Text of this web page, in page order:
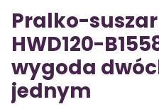
Pralko-
HWD120-
wygoda
jednym